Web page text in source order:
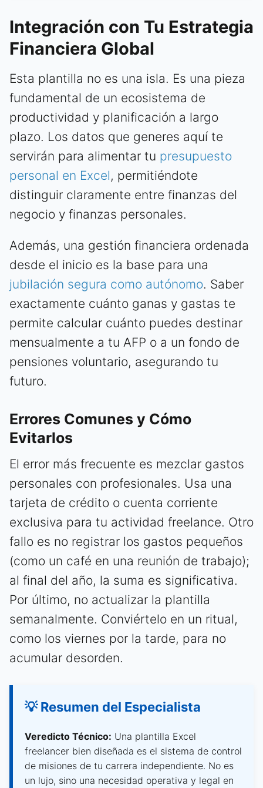
Integración con Tu Estrategia
Financiera Global
Esta plantilla no es una isla. Es una pieza
fundamental de un ecosistema de
productividad y planificación a largo
plazo. Los datos que generes aquí te
servirán para alimentar tu presupuesto
personal en Excel, permitiéndote
distinguir claramente entre finanzas del
negocio y finanzas personales.
Además, una gestión financiera ordenada
desde el inicio es la base para una
jubilación segura como autónomo. Saber
exactamente cuánto ganas y gastas te
permite calcular cuánto puedes destinar
mensualmente a tu AFP o a un fondo de
pensiones voluntario, asegurando tu
futuro.
Errores Comunes y Cómo
Evitarlos
El error más frecuente es mezclar gastos
personales con profesionales. Usa una
tarjeta de crédito o cuenta corriente
exclusiva para tu actividad freelance. Otro
fallo es no registrar los gastos pequeños
(como un café en una reunión de trabajo);
al final del año, la suma es significativa.
Por último, no actualizar la plantilla
semanalmente. Conviértelo en un ritual,
como los viernes por la tarde, para no
acumular desorden.
💡 Resumen del Especialista
Veredicto Técnico: Una plantilla Excel
freelancer bien diseñada es el sistema de control
de misiones de tu carrera independiente. No es
un lujo, sino una necesidad operativa y legal en